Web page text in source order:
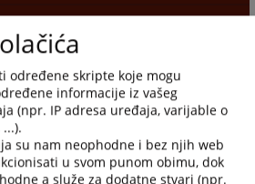
određene skripte koje mogu
informacije iz vašeg
(npr. IP adresa uređaja, varijable o
su nam neophodne i bez njih web
u svom punom obimu, dok
a služe za dodatne stvari (npr.